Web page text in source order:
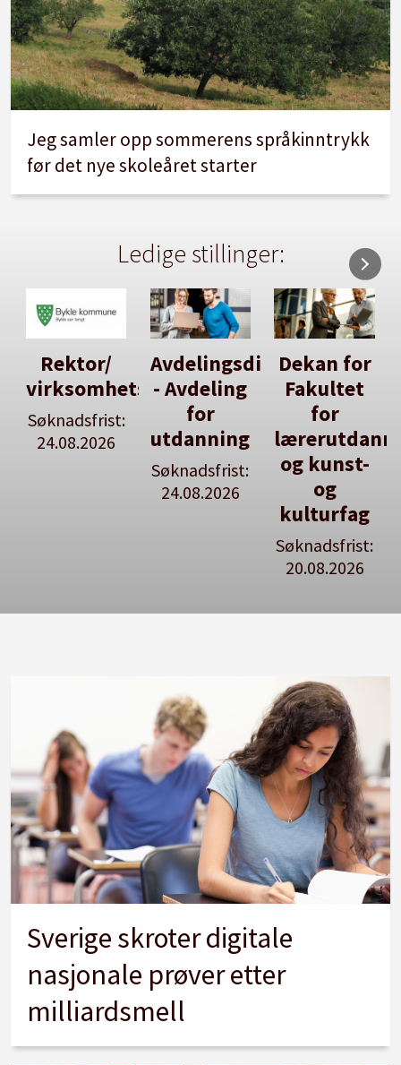
Jeg samler opp sommerens språkinntrykk
før det nye skoleåret starter
Ledige stillinger:
Avdelingsdirektør
- Avdeling
for
utdanning
Dekan for
Fakultet
for
lærerutdanning
og kunst-
og
Her kan
du utlyse
en ledig
stilling
Se våre
stillingspakker
Sverige skroter digitale
nasjonale prøver etter
milliardsmell